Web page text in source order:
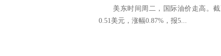
美东时间周二，国际油价走高。截
0.51美元，涨幅0.87%，报5...